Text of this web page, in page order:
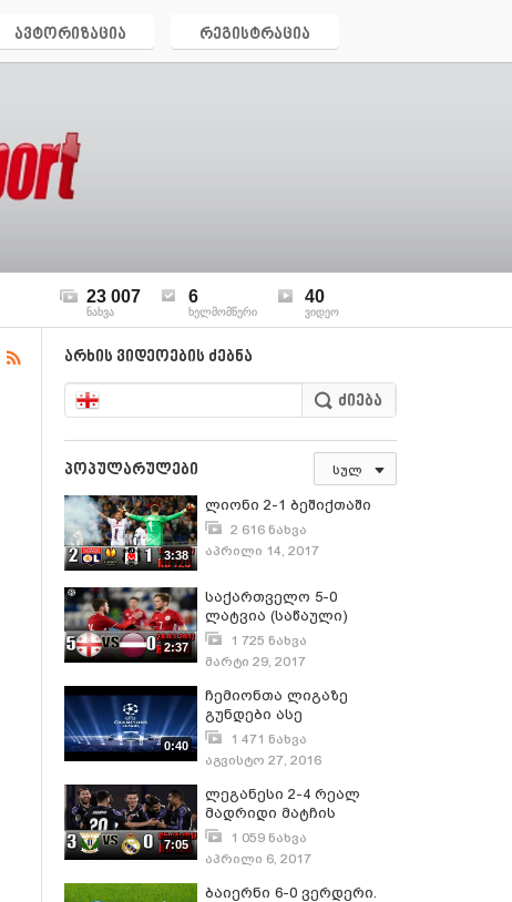
ავტორიზაცია რეგისტრაცია
23 007
ნახვა
6
ხელმომწერი
40
ვიდეო
არხის ვიდეოების ძებნა
პოპულარულები სულ
3:38
ლიონი 2-1 ბეშიქთაში
2 616 ნახვა
აპრილი 14, 2017
2:37
საქართველო 5-0
ლატვია (საწაული)
გოლები და სახიფათო
მომენტი!!!
1 725 ნახვა
მარტი 29, 2017
0:40
ჩემიონთა ლიგაზე
გუნდები ასე
დაწყვილდნენ!
1 471 ნახვა
აგვისტო 27, 2016
7:05
ლეგანესი 2-4 რეალ
მადრიდი მატჩის
საუკეთესო მომენტები
1 059 ნახვა
აპრილი 6, 2017
ბაიერნი 6-0 ვერდერი.